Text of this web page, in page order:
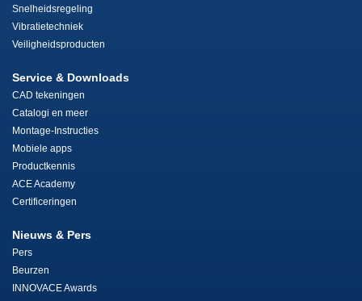
Snelheidsregeling
Vibratietechniek
Veiligheidsproducten
Service & Downloads
CAD tekeningen
Catalogi en meer
Montage-Instructies
Mobiele apps
Productkennis
ACE Academy
Certificeringen
Nieuws & Pers
Pers
Beurzen
INNOVACE Awards